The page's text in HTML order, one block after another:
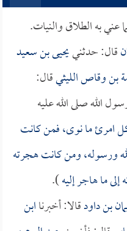
عني به الطلاق والنيات.
قال: حدثنييحيى بن سعيد
بن وقاص الليثيقال:
الله صلى الله عليه
لكل امرئ ما نوى، فمن كانت
ورسوله، ومن كانت هجرته
إلى ما هاجر إليه).
بن داودقالا: أخبرناابن